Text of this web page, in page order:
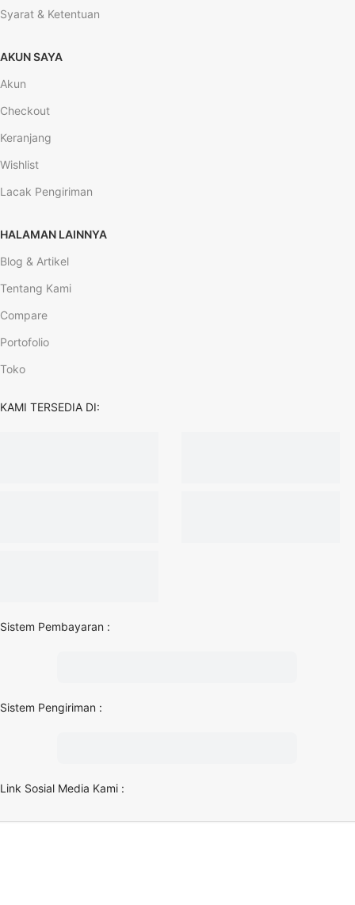
Syarat & Ketentuan
AKUN SAYA
Akun
Checkout
Keranjang
Wishlist
Lacak Pengiriman
HALAMAN LAINNYA
Blog & Artikel
Tentang Kami
Compare
Portofolio
Toko
KAMI TERSEDIA DI:
Sistem Pembayaran :
Sistem Pengiriman :
Link Sosial Media Kami :